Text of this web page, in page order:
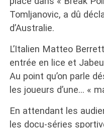
Tomljanovic, a dû
d’Australie.
L’Italien Matteo
entrée en lice et
Au point qu’on parle
les joueurs d’une… «
En attendant les
les docu-séries